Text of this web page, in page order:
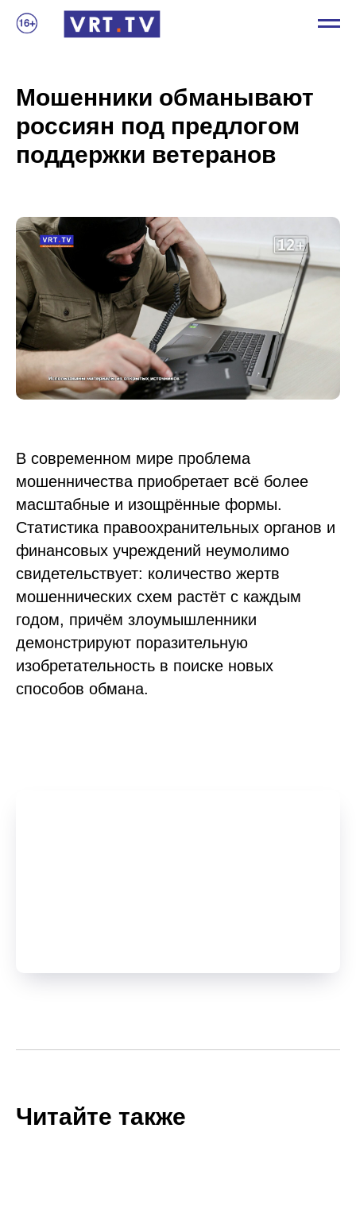
Мошенники обманывают
россиян под предлогом
поддержки ветеранов
В современном мире проблема
мошенничества приобретает всё более
масштабные и изощрённые формы.
Статистика правоохранительных органов и
финансовых учреждений неумолимо
свидетельствует: количество жертв
мошеннических схем растёт с каждым
годом, причём злоумышленники
демонстрируют поразительную
изобретательность в поиске новых
способов обмана.
Читайте также